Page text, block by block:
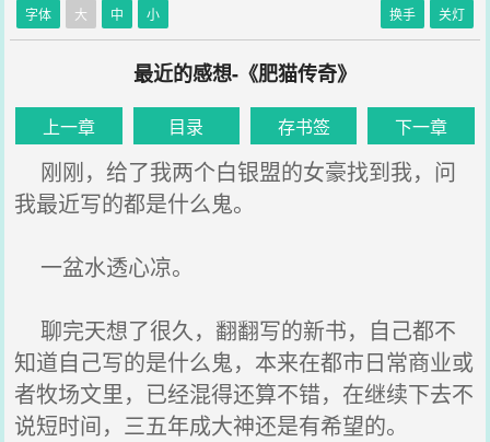
字体 大 中 小 换手 关灯
最近的感想-《肥猫传奇》
上一章 目录 存书签 下一章
刚刚，给了我两个白银盟的女豪找到我，问
我最近写的都是什么鬼。
一盆水透心凉。
聊完天想了很久，翻翻写的新书，自己都不
知道自己写的是什么鬼，本来在都市日常商业或
者牧场文里，已经混得还算不错，在继续下去不
说短时间，三五年成大神还是有希望的。